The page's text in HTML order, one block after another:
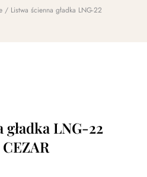
/ Listwa ścienna gładka LNG-22
LNG-22